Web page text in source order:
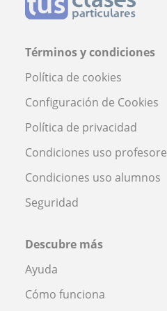
Términos y condiciones
Política de cookies
Configuración de Cookies
Política de privacidad
Condiciones uso
Condiciones uso alumnos
Seguridad
Descubre más
Ayuda
Cómo funciona